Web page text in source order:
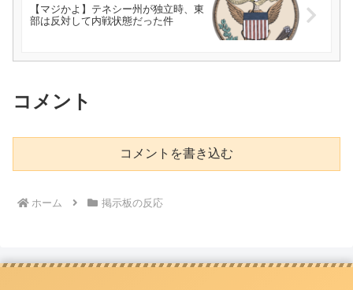
【マジかよ】テネシー州が独立時、東
部は反対して内戦状態だった件
コメント
コメントを書き込む
ホーム 掲示板の反応